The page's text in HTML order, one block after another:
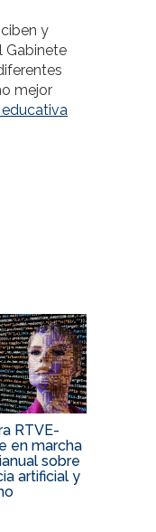
y
Gabinete
mejor
RTVE-
en marcha
sobre
artificial y